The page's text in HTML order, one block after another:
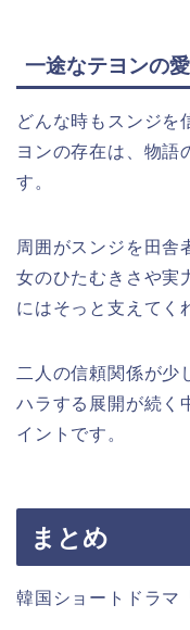
一途なテヨンの愛
どんな時もスンジを
ヨンの存在は、物語
す。
周囲がスンジを田舎
女のひたむきさや実
にはそっと支えてく
二人の信頼関係が少
ハラする展開が続く
イントです。
まとめ
韓国ショートドラマ